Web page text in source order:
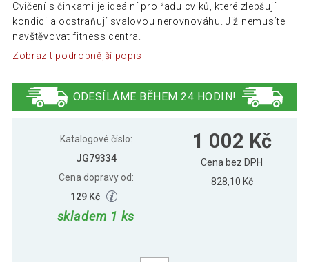
Cvičení s činkami je ideální pro řadu cviků, které zlepšují
kondici a odstraňují svalovou nerovnováhu. Již nemusíte
navštěvovat fitness centra.
Zobrazit podrobnější popis
ODESÍLÁME BĚHEM 24 HODIN!
Katalogové číslo:
JG79334
Cena dopravy od:
129 Kč
skladem 1 ks
1 002 Kč
Cena bez DPH
828,10 Kč